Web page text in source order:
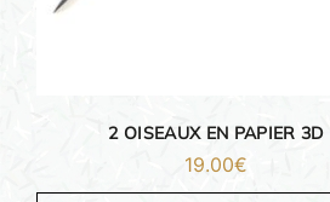
2 OISEAUX EN PAPIER 3D
19.00€
OBJETS PERSONNALISÉS